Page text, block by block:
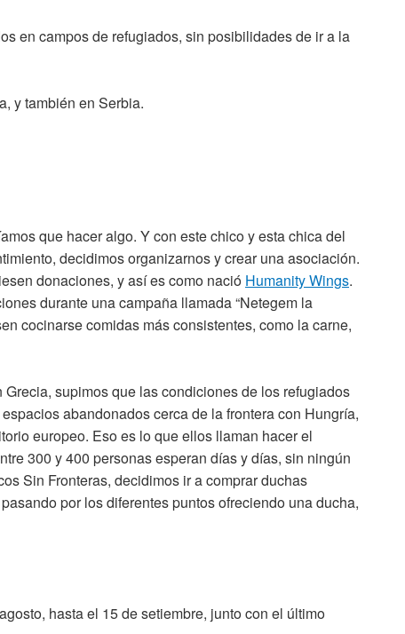
en campos de refugiados, sin posibilidades de ir a la
y también en Serbia.
que hacer algo. Y con este chico y esta chica del
decidimos organizarnos y crear una asociación.
donaciones, y así es como nació Humanity Wings.
durante una campaña llamada “Netegem la
cocinarse comidas más consistentes, como la carne,
supimos que las condiciones de los refugiados
abandonados cerca de la frontera con Hungría,
europeo. Eso es lo que ellos llaman hacer el
300 y 400 personas esperan días y días, sin ningún
Sin Fronteras, decidimos ir a comprar duchas
por los diferentes puntos ofreciendo una ducha,
hasta el 15 de setiembre, junto con el último